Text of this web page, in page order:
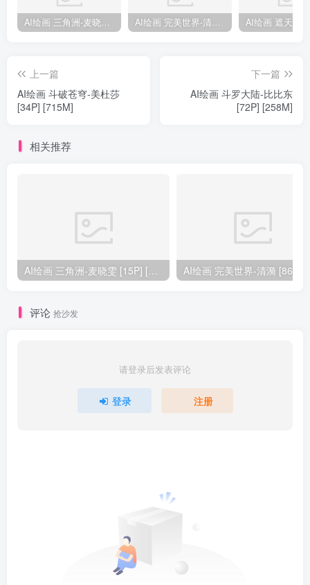
AI绘画 三角洲-麦晓雯 [15P] [57M] AI绘画 完美世界-清漪 [86P] [1173M]
上一篇
AI绘画 斗破苍穹-美杜莎
[34P] [715M]
下一篇
AI绘画 斗罗大陆-比比东
[72P] [258M]
相关推荐
AI绘画 三角洲-麦晓雯 [15P] [57M]
评论 抢沙发
请登录后发表评论
登录 注册